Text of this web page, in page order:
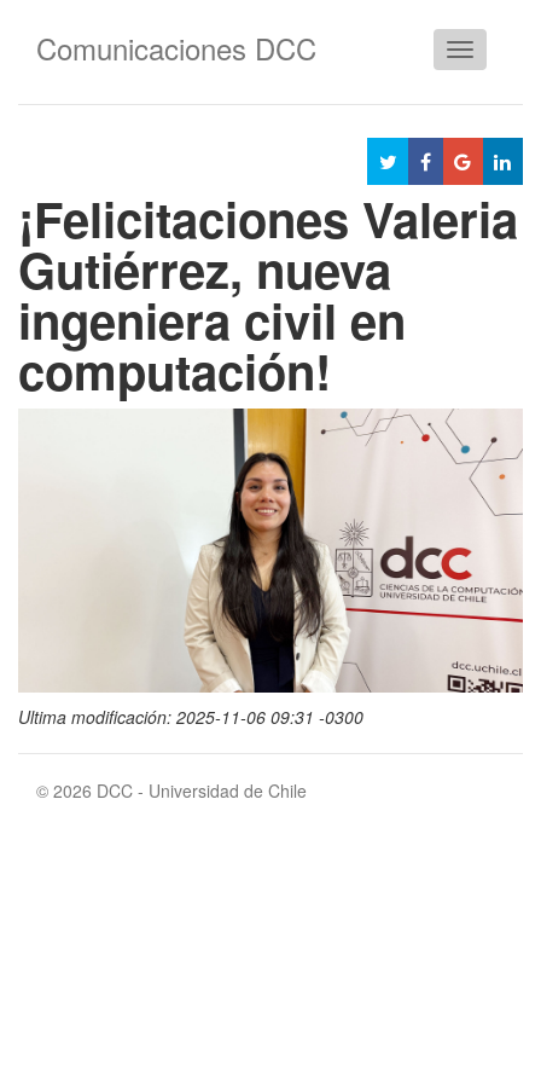
Cambiar
Comunicaciones DCC
¡Felicitaciones Valeria
Gutiérrez, nueva
ingeniera civil en
computación!
Ultima modificación: 2025-11-06 09:31 -0300
© 2026 DCC - Universidad de Chile